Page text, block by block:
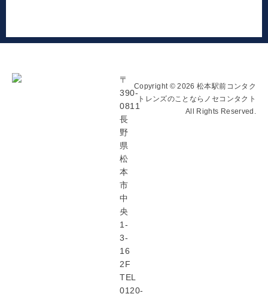
〒
390-
0811
長
野
県
松
本
市
中
央
1-
3-
16
2F
TEL
0120-
Copyright © 2026 松本駅前コンタク
トレンズのことならノセコンタクト
All Rights Reserved.